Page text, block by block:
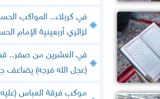
في كربلاء.. المواكب
لزائري أربعينية الإمام
في العشرين من صفر..
(عجل الله فرجه) يضاعف
موكب فرقة العباس (عليه